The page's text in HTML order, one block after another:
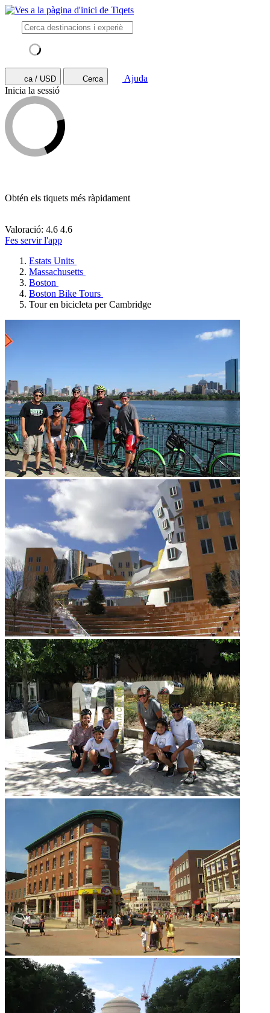
ca / USD Cerca
Ajuda
Inicia la sessió
Obtén els tiquets més ràpidament
Valoració: 4.6 4.6
Fes servir l'app
Estats Units
Massachusetts
Boston
Boston Bike Tours
Tour en bicicleta per Cambridge